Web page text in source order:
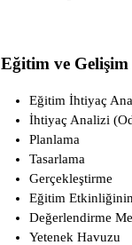
Eğitim ve
Eğitim İhtiyaç
İhtiyaç Analizi
Planlama
Tasarlama
Gerçekleştirme
Eğitim
Değerlendirme
Yetenek Havuzu